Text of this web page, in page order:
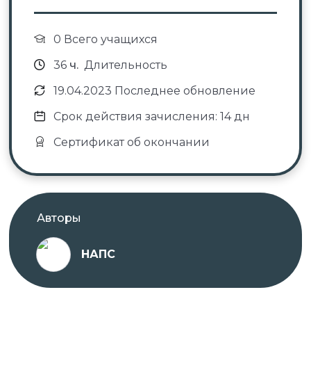
0 Всего учащихся
36ч. Длительность
19.04.2023 Последнее обновление
Срок действия зачисления: 14 дн
Сертификат об окончании
Авторы
НАПС